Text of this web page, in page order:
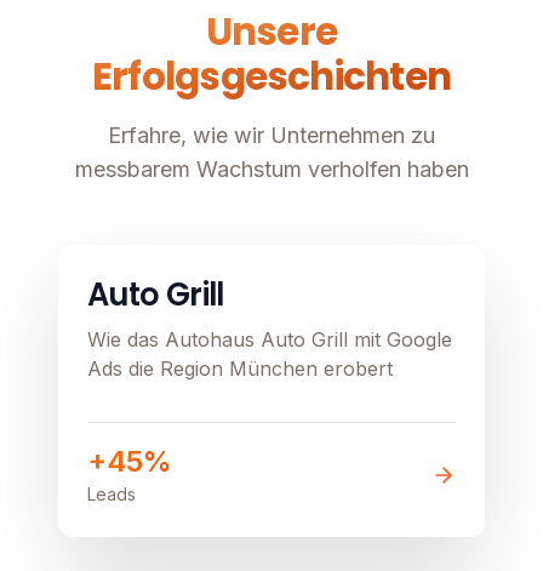
Unsere
Erfolgsgeschichten
Erfahre, wie wir Unternehmen zu
messbarem Wachstum verholfen haben
Auto Grill
Wie das Autohaus Auto Grill mit Google
Ads die Region München erobert
+45%
Leads
B2C E-Commerce